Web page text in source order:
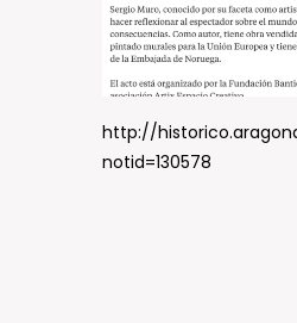
http://
notid=130578